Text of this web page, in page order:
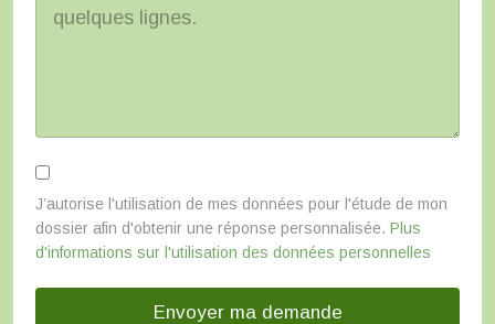
J’autorise l'utilisation de mes données pour l'étude de mon
dossier afin d'obtenir une réponse personnalisée. Plus
d'informations sur l'utilisation des données personnelles